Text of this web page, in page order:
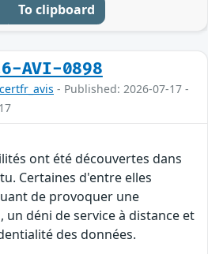
To clipboard
AVI-0898
certfr_avis - Published: 2026-07-17 -
ont été découvertes dans
Certaines d'entre elles
de provoquer une
un déni de service à distance et
des données.